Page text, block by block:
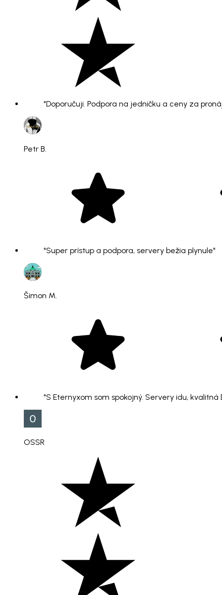
"Doporučuji. Podpora na jedničku a ceny za
Petr B.
"Super prístup a podpora, servery bežia plynule"
Šimon M.
"S Eternyxom som spokojný. Servery idu,
OSSR